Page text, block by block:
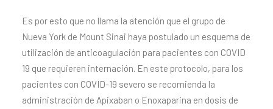
Es por esto que no llama la atención que el grupo de
Nueva York de Mount Sinai haya postulado un esquema de
utilización de anticoagulación para pacientes con COVID
19 que requieren internación. En este protocolo, para los
pacientes con COVID-19 severo se recomienda la
administración de Apixaban o Enoxaparina en dosis de